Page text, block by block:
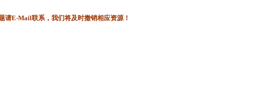
请E-Mail联系，我们将及时撤销相应资源！